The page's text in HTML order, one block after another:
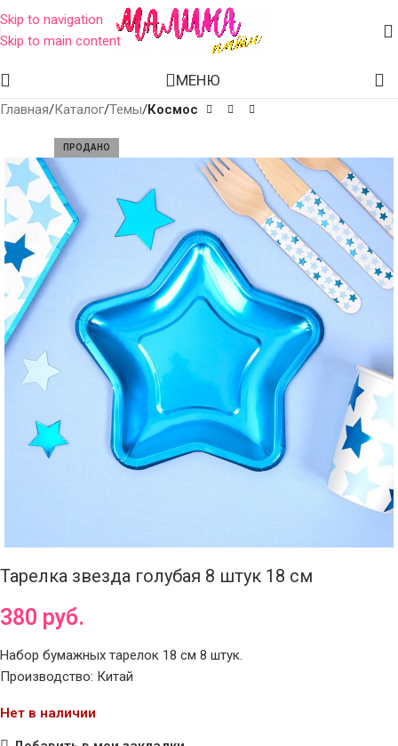
Skip to navigation
Skip to main content
МЕНЮ
Главная Каталог Темы Космос
ПРОДАНО
Тарелка звезда голубая 8 штук 18 см
380 руб.
Набор бумажных тарелок 18 см 8 штук.
Производство: Китай
Нет в наличии